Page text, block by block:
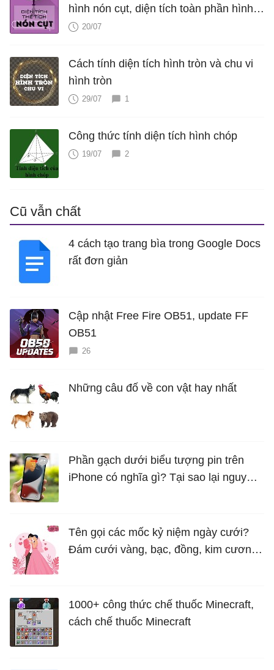
hình nón cụt, diện tích toàn phần hình
nón cụt, thể tích hình nón cụt
20/07
Cách tính diện tích hình tròn và chu vi
hình tròn
29/07 1
Công thức tính diện tích hình chóp
19/07 2
Cũ vẫn chất
4 cách tạo trang bìa trong Google Docs
rất đơn giản
Cập nhật Free Fire OB51, update FF
OB51
26
Những câu đố về con vật hay nhất
Phần gạch dưới biểu tượng pin trên
iPhone có nghĩa gì? Tại sao lại nguy
Tên gọi các mốc kỷ niệm ngày cưới?
Đám cưới vàng, bạc, đồng, kim cương
1000+ công thức chế thuốc Minecraft,
cách chế thuốc Minecraft